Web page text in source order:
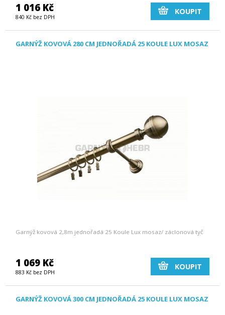
1 016 Kč
840 Kč bez DPH
KOUPIT
GARNÝŽ KOVOVÁ 280 CM JEDNOŘADÁ 25 KOULE LUX MOSAZ
Garnýž kovová 2,8m jednořadá 25 Koule Lux mosaz/ záclonová tyč
1 069 Kč
883 Kč bez DPH
KOUPIT
GARNÝŽ KOVOVÁ 300 CM JEDNOŘADÁ 25 KOULE LUX MOSAZ